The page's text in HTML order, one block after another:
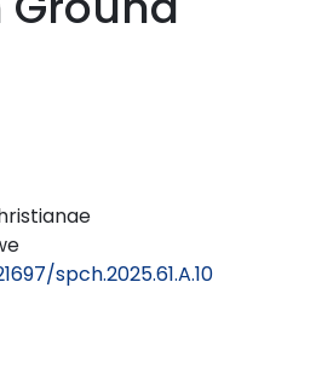
spch.2025.61.A.10